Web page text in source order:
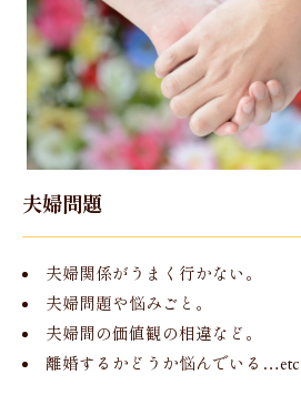
夫婦問題
夫婦関係がうまく行かない。
夫婦問題や悩みごと。
夫婦間の価値観の相違など。
離婚するかどうか悩んでいる…etc